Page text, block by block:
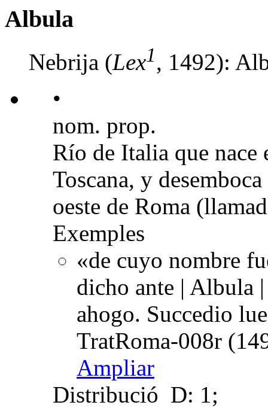
Albula
Nebrija (Lex1, 1492):
•
nom. prop.
Río de Italia que nace
Toscana, y
oeste de Roma
Exemples
«de cuyo nombre
dicho ante | Albula
ahogo. Succedio
TratRoma-008r
Ampliar
Distribució D: 1;